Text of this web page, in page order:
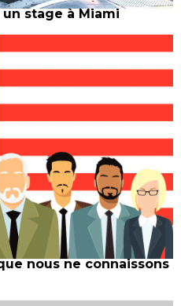
stage à Miami
nous ne connaissons